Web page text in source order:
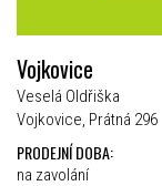
Vojkovice
Veselá Oldřiška
Vojkovice, Prátná 296
PRODEJNÍ DOBA:
na zavolání